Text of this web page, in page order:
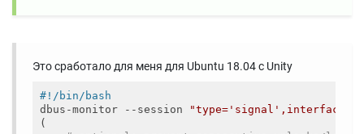
Это сработало для меня для Ubuntu 18.04 с Unity
#!/bin/bash
dbus-monitor --session
(